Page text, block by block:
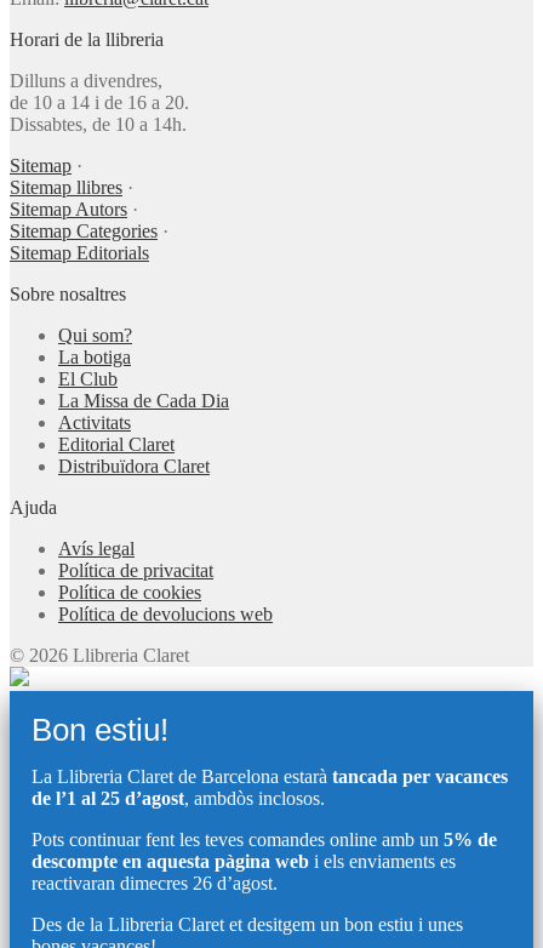
Horari de la llibreria
Dilluns a divendres,
de 10 a 14 i de 16 a 20.
Dissabtes, de 10 a 14h.
Sitemap ·
Sitemap llibres ·
Sitemap Autors ·
Sitemap Categories ·
Sitemap Editorials
Sobre nosaltres
Qui som?
La botiga
El Club
La Missa de Cada Dia
Activitats
Editorial Claret
Distribuïdora Claret
Ajuda
Avís legal
Política de privacitat
Política de cookies
Política de devolucions web
© 2026 Llibreria Claret
Bon estiu!
La Llibreria Claret de Barcelona estarà tancada per vacances
de l’1 al 25 d’agost, ambdòs inclosos.
Pots continuar fent les teves comandes online amb un 5% de
descompte en aquesta pàgina web i els enviaments es
reactivaran dimecres 26 d’agost.
Des de la Llibreria Claret et desitgem un bon estiu i unes